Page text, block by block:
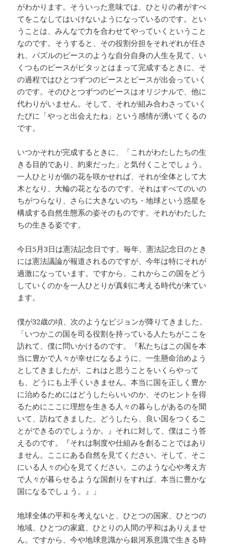
がわかります。そういった意味では、ひとりの者がすべ
てをこなしてはいけないようになっているのです。とい
うことは、みんなで力を合わせてやっていくということ
なのです。そうすると、その役割分担をそれぞれが任さ
れ、パズルのピースのような自分自身の人生を見て、い
くつものピースがピタッとはまって完成するときに、そ
の過程ではひとつずつのピースとピースが出会っていく
のです。そのひとつずつのピースはオリジナルで、他に
代わりがいません。そして、それが組み合わさっていく
たびに「やっと出会えたね」という感情が湧いてくるの
です。
いつかそれが完成するときに、「これがわたしたちの生
きる目的であり、約束だった」と気付くことでしょう。
一人ひとりが個の花を咲かせれば、それが全体として大
木となり、大輪の花となるのです。それはすべてのいの
ちがつらなり、さらに大きないのち・地球という惑星を
構成する自然生態系の姿そのものです。それがわたした
ちの生きる姿です。
今日5月3日は憲法記念日です。毎年、憲法記念日のとき
には憲法議論が報道されるのですが、今年は特にそれが
過激になっています。ですから、これからこの国をどう
していくのかを一人ひとりが真剣に考える時代が来てい
ます。
僕が32歳の頃、次のようなビジョンが降りてきました。
「いつかこの国を司る役割を持っている人たちがここを
訪れて、僕に問いかけるのです。『私たちはこの国を本
当に豊かで人々が幸せになるように、一生懸命治めよう
としてきましたが、これはと思うことをいくらやって
も、どうにも上手くいきません。本当に国を正しく豊か
に治めるためにはどうしたらいいのか、そのヒントを得
るためにここに理想を生きる人々の暮らしがあるのを聞
いて、訪ねてきました。どうしたら、良い国をつくるこ
とができるのでしょうか。』それに対して、僕はこう答
えるのです。『それは制度や仕組みを創ることではあり
ません。ここにある自然を見てください。そして、そこ
にいる人々の心を見てください。このような心や考え方
で人々が暮らせるような国創りをすれば、本当に豊かな
国になるでしょう。』」
地球全体の平和を考えないと、ひとつの国家、ひとつの
地域、ひとつの家庭、ひとりの人間の平和はありえませ
ん。ですから、今や地球意識から銀河系意識で生きる時